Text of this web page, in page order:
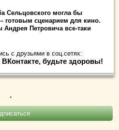
Сельцовского могла бы
готовым сценарием для кино.
Петровича все-таки
с друзьями в соц.сетях:
будьте здоровы!
.